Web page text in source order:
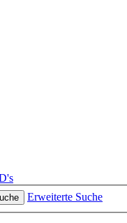
Erweiterte Suche